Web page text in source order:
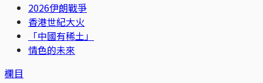
2026伊朗戰爭
香港世紀大火
「中國有稀土」
情色的未來
欄目